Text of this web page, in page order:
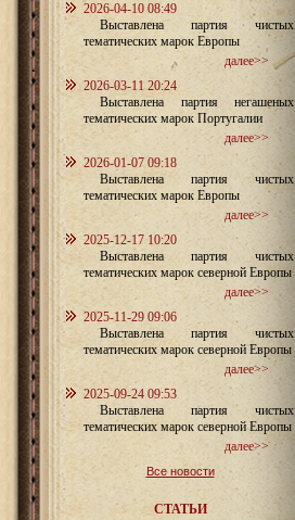
2026-04-10 08:49
Выставлена партия чистых
тематических марок Европы
далее>>
2026-03-11 20:24
Выставлена партия негашеных
тематических марок Португалии
далее>>
2026-01-07 09:18
Выставлена партия чистых
тематических марок Европы
далее>>
2025-12-17 10:20
Выставлена партия чистых
тематических марок северной Европы
далее>>
2025-11-29 09:06
Выставлена партия чистых
тематических марок северной Европы
далее>>
2025-09-24 09:53
Выставлена партия чистых
тематических марок северной Европы
далее>>
Все новости
СТАТЬИ